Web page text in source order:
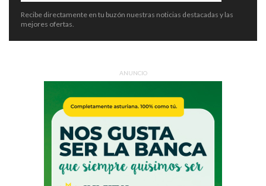
Recibe directamente en tu buzón nuestras noticias destacadas y las
mejores ofertas.
ANUNCIO